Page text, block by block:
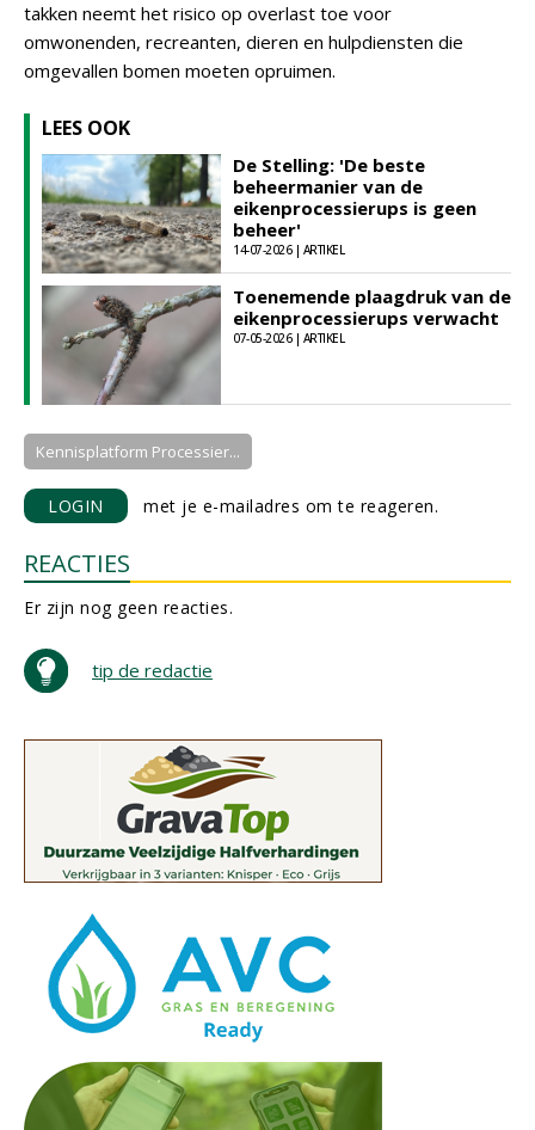
takken neemt het risico op overlast toe voor
omwonenden, recreanten, dieren en hulpdiensten die
omgevallen bomen moeten opruimen.
LEES OOK
De Stelling: 'De beste
beheermanier van de
eikenprocessierups is geen
beheer'
14-07-2026 | ARTIKEL
Toenemende plaagdruk van de
eikenprocessierups verwacht
07-05-2026 | ARTIKEL
Kennisplatform Processier...
LOGIN met je e-mailadres om te reageren.
REACTIES
Er zijn nog geen reacties.
tip de redactie